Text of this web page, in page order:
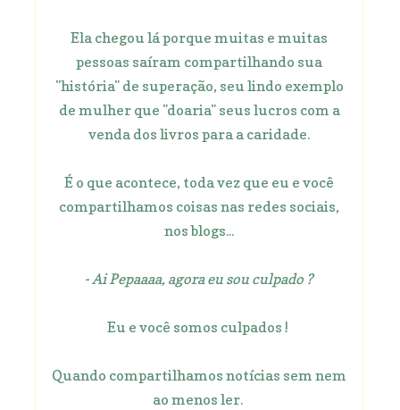
Ela chegou lá porque muitas e muitas
pessoas saíram compartilhando sua
"história" de superação, seu lindo exemplo
de mulher que "doaria" seus lucros com a
venda dos livros para a caridade.
É o que acontece, toda vez que eu e você
compartilhamos coisas nas redes sociais,
nos blogs...
- Ai Pepaaaa, agora eu sou culpado ?
Eu e você somos culpados !
Quando compartilhamos notícias sem nem
ao menos ler.